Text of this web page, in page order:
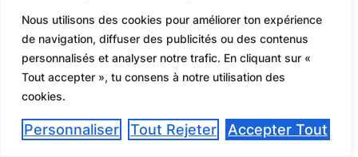
Nous utilisons des cookies pour améliorer ton expérience
de navigation, diffuser des publicités ou des contenus
personnalisés et analyser notre trafic. En cliquant sur «
Tout accepter », tu consens à notre utilisation des
cookies.
Personnaliser Tout Rejeter Accepter Tout
L’approche combine :
une introduction claire aux fondamentaux
de l’IA générative ;
des démonstrations concrètes ;
des cas d’usage métiers ;